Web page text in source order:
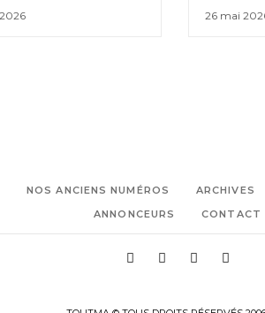
26 mai
NOS ANCIENS NUMÉROS ARCHIVES
ANNONCEURS
CONTACT